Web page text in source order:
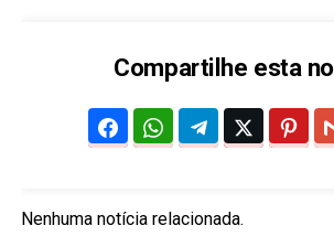
Compartilhe esta
Nenhuma notícia relacionada.